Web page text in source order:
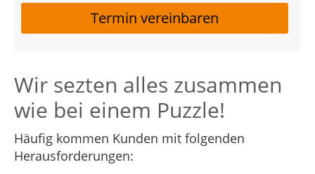
Termin vereinbaren
Wir sezten alles zusammen
wie bei einem Puzzle!
Häufig kommen Kunden mit folgenden
Herausforderungen: